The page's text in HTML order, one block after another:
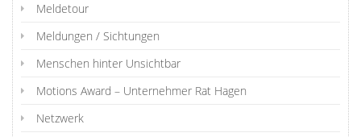
Meldetour
Meldungen / Sichtungen
Menschen hinter Unsichtbar
Motions Award – Unternehmer Rat Hagen
Netzwerk